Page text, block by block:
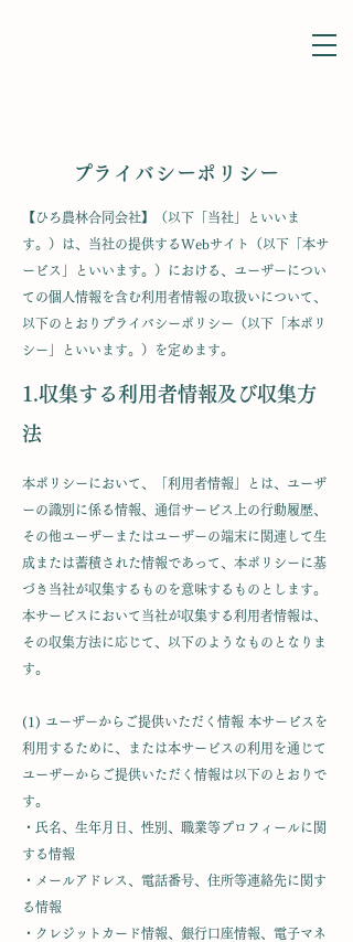
​プライバシーポリシー
【ひろ農林合同会社】（以下「当社」といいま
す。）は、当社の提供するWebサイト（以下「本サ
ービス」といいます。）における、ユーザーについ
ての個人情報を含む利用者情報の取扱いについて、
以下のとおりプライバシーポリシー（以下「本ポリ
シー」といいます。）を定めます。
1.収集する利用者情報及び収集方
法
本ポリシーにおいて、「利用者情報」とは、ユーザ
ーの識別に係る情報、通信サービス上の行動履歴、
その他ユーザーまたはユーザーの端末に関連して生
成または蓄積された情報であって、本ポリシーに基
づき当社が収集するものを意味するものとします。
本サービスにおいて当社が収集する利用者情報は、
その収集方法に応じて、以下のようなものとなりま
す。
(1) ユーザーからご提供いただく情報 本サービスを
利用するために、または本サービスの利用を通じて
ユーザーからご提供いただく情報は以下のとおりで
す。
・氏名、生年月日、性別、職業等プロフィールに関
する情報
・メールアドレス、電話番号、住所等連絡先に関す
る情報
・クレジットカード情報、銀行口座情報、電子マネ